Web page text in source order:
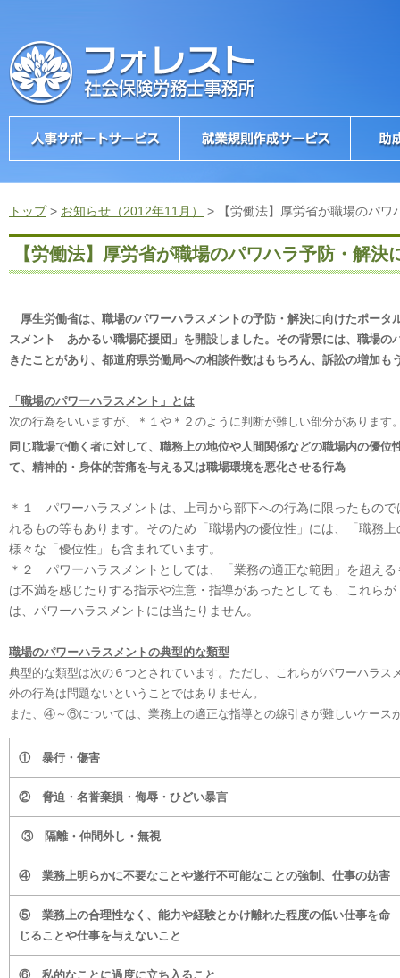
トップ> お知らせ（2012年11月） > 【労働法】厚労省が職場のパ
【労働法】厚労省が職場のパワハラ予防・解決
厚生労働省は、職場のパワーハラスメントの予防・解決に向けたポータ
スメント あかるい職場応援団」を開設しました。その背景には、職場の
きたことがあり、都道府県労働局への相談件数はもちろん、訴訟の増加も
「職場のパワーハラスメント」とは
次の行為をいいますが、＊１や＊２のように判断が難しい部分があります
同じ職場で働く者に対して、職務上の地位や人間関係などの職場内の優位
て、精神的・身体的苦痛を与える又は職場環境を悪化させる行為
＊１ パワーハラスメントは、上司から部下への行為に限ったもの
れるもの等もあります。そのため「職場内の優位性」には、「職務
様々な「優位性」も含まれています。
＊２ パワーハラスメントとしては、「業務の適正な範囲」を超え
は不満を感じたりする指示や注意・指導があったとしても、これら
は、パワーハラスメントには当たりません。
職場のパワーハラスメントの典型的な類型
典型的な類型は次の６つとされています。ただし、これらがパワーハラ
外の行為は問題ないということではありません。
また、④～⑥については、業務上の適正な指導との線引きが難しいケース
① 暴行・傷害
② 脅迫・名誉棄損・侮辱・ひどい暴言
③ 隔離・仲間外し・無視
④ 業務上明らかに不要なことや遂行不可能なことの強制、仕事の妨害
⑤ 業務上の合理性なく、能力や経験とかけ離れた程度の低い仕事を命
じることや仕事を与えないこと
⑥ 私的なことに過度に立ち入ること